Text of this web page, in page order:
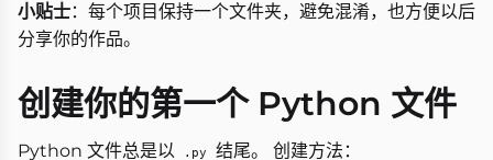
小贴士：每个项目保持一个文件夹，避免混淆，也方便以后
分享你的作品。
创建你的第一个 Python 文件
Python 文件总是以 .py 结尾。 创建方法：